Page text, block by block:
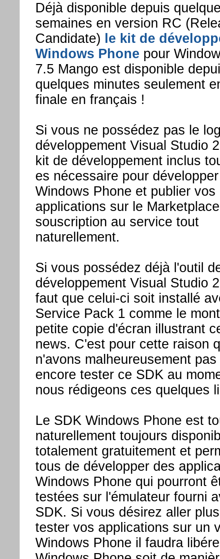
Déjà disponible depuis
semaines en version RC
Candidate) le kit de
Windows Phone pour
7.5 Mango est disponible
quelques minutes seulement
finale en français !
Si vous ne possédez pas le
développement Visual Studio
kit de développement inclus
es nécessaire pour
Windows Phone et publier vos
applications sur le
souscription au service tout
naturellement.
Si vous possédez déjà l'outil
développement Visual Studio
faut que celui-ci soit installé
Service Pack 1 comme le
petite copie d'écran illustrant
news. C'est pour cette raison
n'avons malheureusement pas
encore tester ce SDK au
nous rédigeons ces quelques
Le SDK Windows Phone est
naturellement toujours
totalement gratuitement et
tous de développer des
Windows Phone qui pourront
testées sur l'émulateur fourni
SDK. Si vous désirez aller
tester vos applications sur un
Windows Phone il faudra